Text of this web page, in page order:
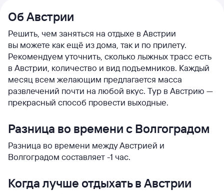
Об Австрии
Решить, чем заняться на отдыхе в Австрии
вы можете как ещё из дома, так и по прилету.
Рекомендуем уточнить, сколько лыжных трасс есть
в Австрии, количество и вид подъемников. Каждый
месяц всем желающим предлагается масса
развлечений почти на любой вкус. Тур в Австрию —
прекрасный способ провести выходные.
Разница во времени с Волгоградом
Разница во времени между Австрией и
Волгоградом составляет -1 час.
Когда лучше отдыхать в Австрии